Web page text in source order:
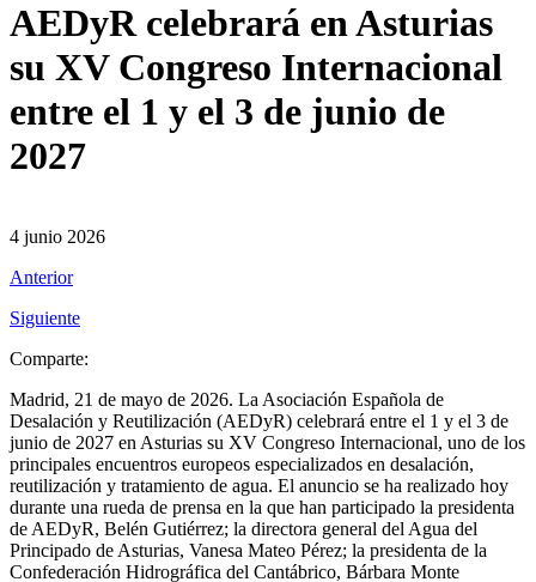
AEDyR celebrará en Asturias
su XV Congreso Internacional
entre el 1 y el 3 de junio de
2027
4 junio 2026
Anterior
Siguiente
Comparte:
Madrid, 21 de mayo de 2026. La Asociación Española de
Desalación y Reutilización (AEDyR) celebrará entre el 1 y el 3 de
junio de 2027 en Asturias su XV Congreso Internacional, uno de los
principales encuentros europeos especializados en desalación,
reutilización y tratamiento de agua. El anuncio se ha realizado hoy
durante una rueda de prensa en la que han participado la presidenta
de AEDyR, Belén Gutiérrez; la directora general del Agua del
Principado de Asturias, Vanesa Mateo Pérez; la presidenta de la
Confederación Hidrográfica del Cantábrico, Bárbara Monte